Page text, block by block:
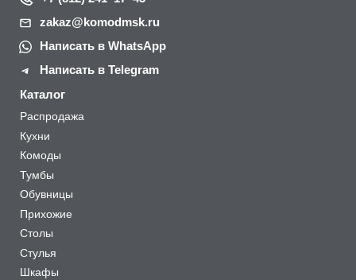
zakaz@komodmsk.ru
Написать в WhatsApp
Написать в Telegram
Каталог
Распродажа
Кухни
Комоды
Тумбы
Обувницы
Прихожие
Столы
Стулья
Шкафы